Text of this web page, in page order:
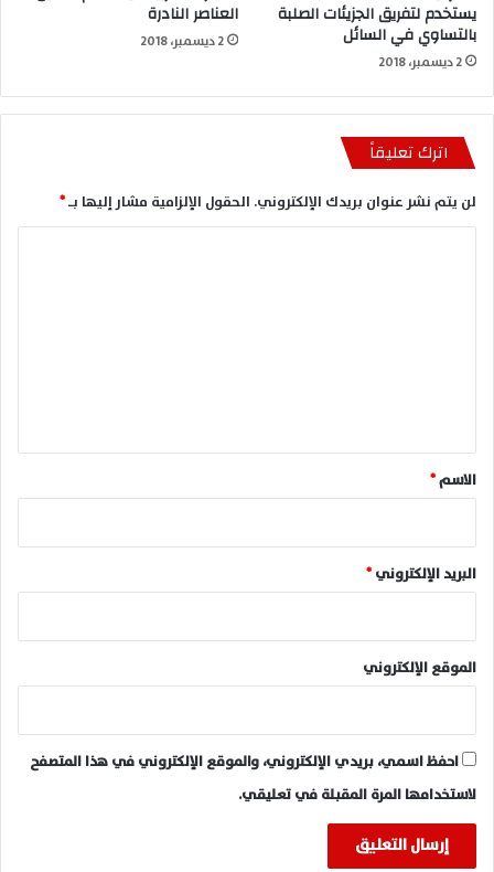
يستخدم لتفريق الجزيئات الصلبة
بالتساوي في السائل
2 ديسمبر، 2018
العناصر النادرة
2 ديسمبر، 2018
اترك تعليقاً
لن يتم نشر عنوان بريدك الإلكتروني. الحقول الإلزامية مشار إليها بـ*
*
الاسم*
البريد الإلكتروني*
الموقع الإلكتروني
احفظ اسمي، بريدي الإلكتروني، والموقع الإلكتروني في هذا المتصفح
لاستخدامها المرة المقبلة في تعليقي.